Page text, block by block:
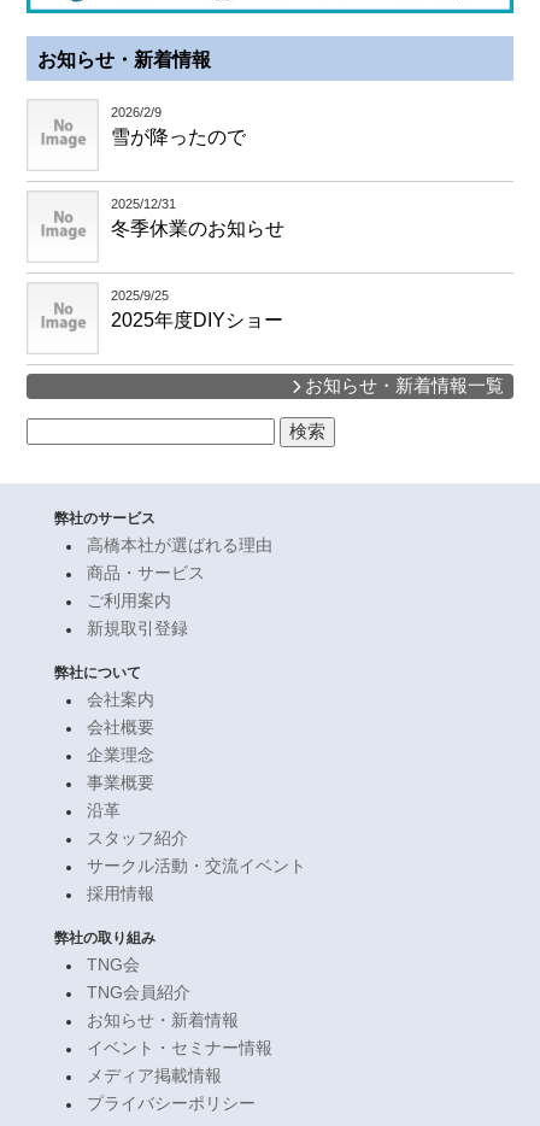
お知らせ・新着情報
2026/2/9
雪が降ったので
2025/12/31
冬季休業のお知らせ
2025/9/25
2025年度DIYショー
お知らせ・新着情報一覧
弊社のサービス
高橋本社が選ばれる理由
商品・サービス
ご利用案内
新規取引登録
弊社について
会社案内
会社概要
企業理念
事業概要
沿革
スタッフ紹介
サークル活動・交流イベント
採用情報
弊社の取り組み
TNG会
TNG会員紹介
お知らせ・新着情報
イベント・セミナー情報
メディア掲載情報
プライバシーポリシー